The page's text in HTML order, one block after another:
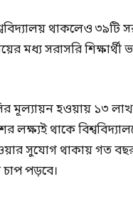
থাকলেও ৩৯টি
মধ্য সরাসরি
মূল্যায়ন হওয়ায় ১৩ লাখ
লক্ষ্যই থাকে
সুযোগ থাকায় গত
চাপ পড়বে।